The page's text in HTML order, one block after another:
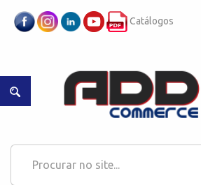
Catálogos